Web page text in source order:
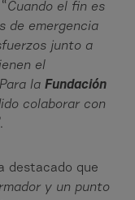
Cuando el fin es
de emergencia
junto a
el
la Fundación
colaborar con
destacado que
y un punto